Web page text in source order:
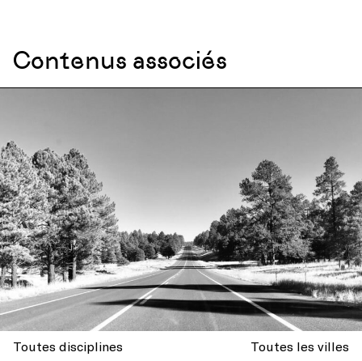
Contenus associés
Toutes disciplines Toutes les villes